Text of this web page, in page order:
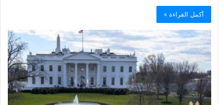
أكمل القراءة »